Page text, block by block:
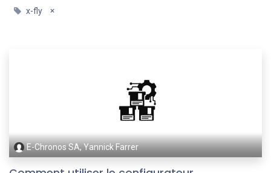
x-fly ×
E-Chronos SA, Yannick Farrer